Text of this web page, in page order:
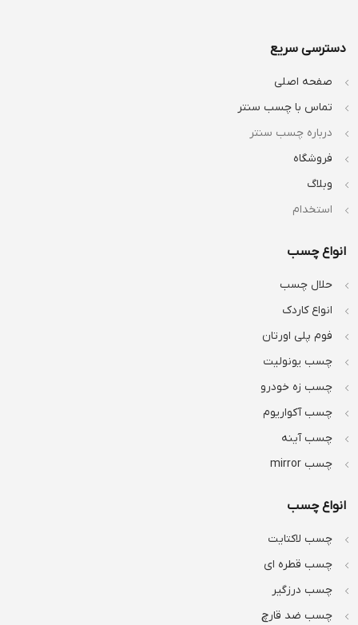
دسترسی سریع
صفحه اصلی
تماس با چسب سنتر
درباره چسب سنتر
فروشگاه
وبلاگ
استخدام
انواع چسب
حلال چسب
انواع کاردک
فوم پلی اورتان
چسب یونولیت
چسب زه خودرو
چسب آکواریوم
چسب آینه
چسب mirror
انواع چسب
چسب لاکتایت
چسب قطره ای
چسب درزگیر
چسب ضد قارچ